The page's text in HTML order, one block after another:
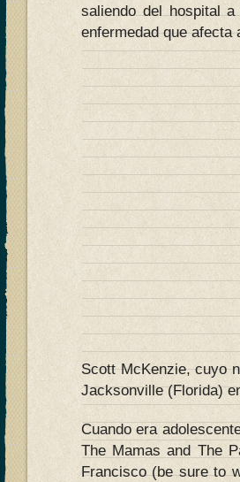
saliendo del hospital
enfermedad que
Scott McKenzie, cuyo
Jacksonville (Florida)
Cuando era
The Mamas and The
Francisco (be sure to